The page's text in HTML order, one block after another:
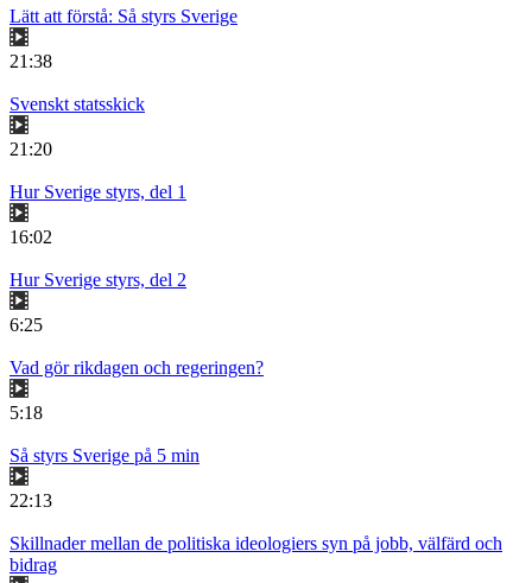
Lätt att förstå: Så styrs Sverige
21:38
Svenskt statsskick
21:20
Hur Sverige styrs, del 1
16:02
Hur Sverige styrs, del 2
6:25
Vad gör rikdagen och regeringen?
5:18
Så styrs Sverige på 5 min
22:13
Skillnader mellan de politiska ideologiers syn på jobb, välfärd och
bidrag